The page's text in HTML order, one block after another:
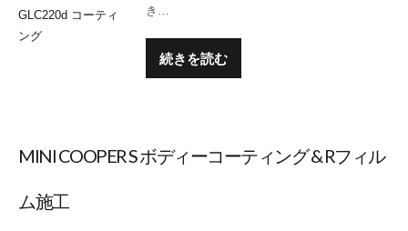
き…
続きを読む
MINI COOPER S ボディーコーティング & Rフィル
ム施工